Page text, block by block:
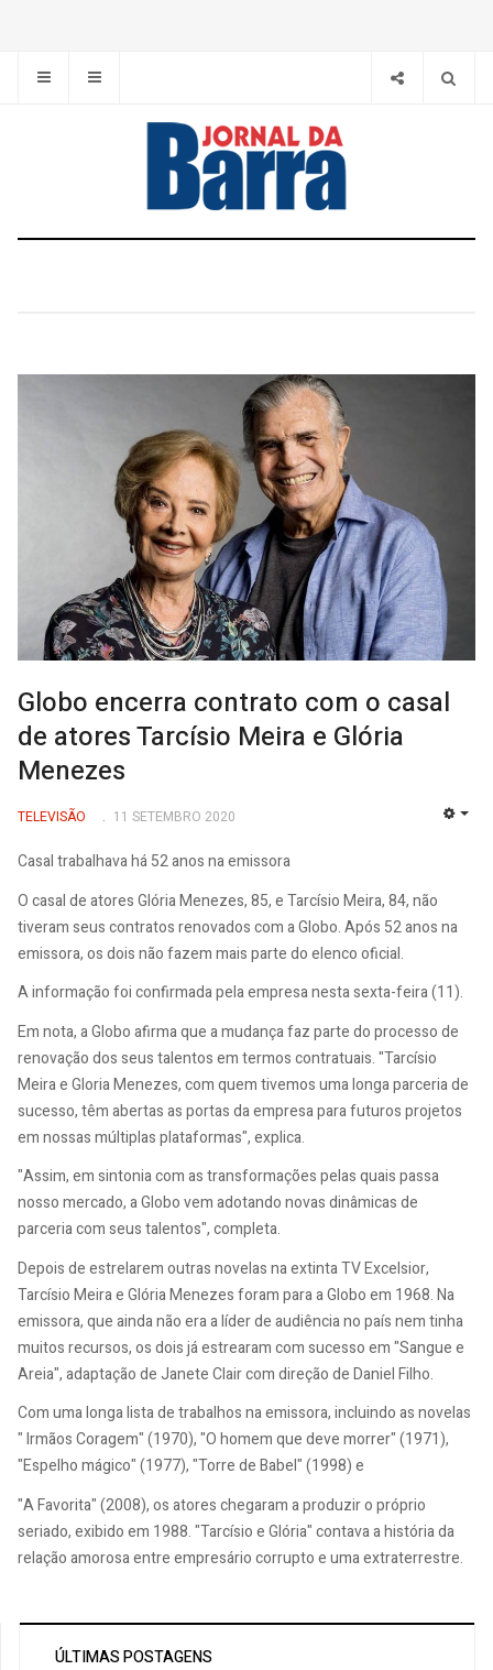
Globo encerra contrato com o casal
de atores Tarcísio Meira e Glória
Menezes
TELEVISÃO 11 SETEMBRO 2020
Casal trabalhava há 52 anos na emissora
O casal de atores Glória Menezes, 85, e Tarcísio Meira, 84, não
tiveram seus contratos renovados com a Globo. Após 52 anos na
emissora, os dois não fazem mais parte do elenco oficial.
A informação foi confirmada pela empresa nesta sexta-feira (11).
Em nota, a Globo afirma que a mudança faz parte do processo de
renovação dos seus talentos em termos contratuais. "Tarcísio
Meira e Gloria Menezes, com quem tivemos uma longa parceria de
sucesso, têm abertas as portas da empresa para futuros projetos
em nossas múltiplas plataformas", explica.
"Assim, em sintonia com as transformações pelas quais passa
nosso mercado, a Globo vem adotando novas dinâmicas de
parceria com seus talentos", completa.
Depois de estrelarem outras novelas na extinta TV Excelsior,
Tarcísio Meira e Glória Menezes foram para a Globo em 1968. Na
emissora, que ainda não era a líder de audiência no país nem tinha
muitos recursos, os dois já estrearam com sucesso em "Sangue e
Areia", adaptação de Janete Clair com direção de Daniel Filho.
Com uma longa lista de trabalhos na emissora, incluindo as novelas
" Irmãos Coragem" (1970), "O homem que deve morrer" (1971),
"Espelho mágico" (1977), "Torre de Babel" (1998) e
"A Favorita" (2008), os atores chegaram a produzir o próprio
seriado, exibido em 1988. "Tarcísio e Glória" contava a história da
relação amorosa entre empresário corrupto e uma extraterrestre.
ÚLTIMAS POSTAGENS